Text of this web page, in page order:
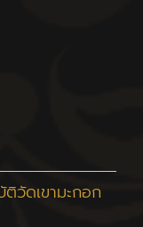
วัดเขามะกอก